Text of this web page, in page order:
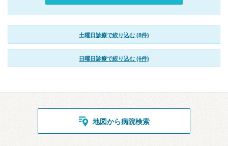
土曜日診療で絞り込む (8件)
日曜日診療で絞り込む (6件)
地図から病院検索